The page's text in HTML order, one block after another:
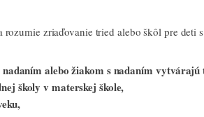
zriaďovanie tried alebo škôl pre deti
alebo žiakom s nadaním
školy v materskej škole,